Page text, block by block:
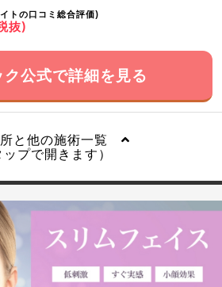
トの口コミ総合評価)
抜)
ク公式で詳細を見る
と他の施術一覧
ップで開きます）